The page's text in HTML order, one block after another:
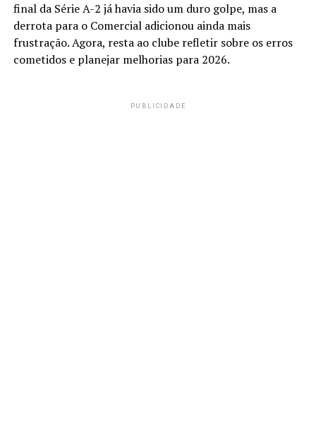
final da Série A-2 já havia sido um duro golpe, mas a
derrota para o Comercial adicionou ainda mais
frustração. Agora, resta ao clube refletir sobre os erros
cometidos e planejar melhorias para 2026.
PUBLICIDADE